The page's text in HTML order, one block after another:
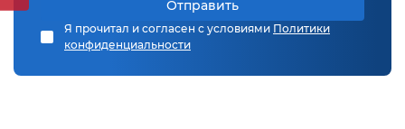
Отправить
Я прочитал и согласен с условиями Политики
конфиденциальности